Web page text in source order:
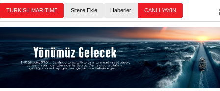
TURKISH MARITIME Sitene Ekle Haberler CANLI YAYIN